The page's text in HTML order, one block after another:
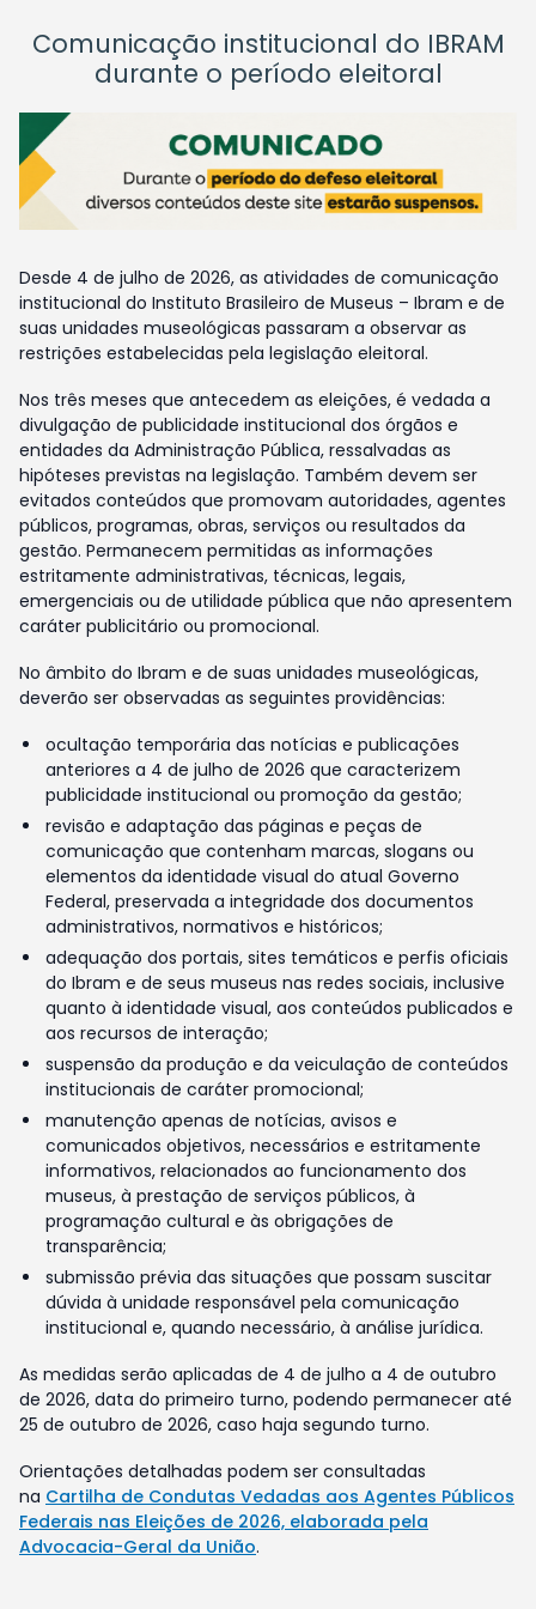
Comunicação institucional do IBRAM
durante o período eleitoral
Desde 4 de julho de 2026, as atividades de comunicação
institucional do Instituto Brasileiro de Museus – Ibram e de
suas unidades museológicas passaram a observar as
restrições estabelecidas pela legislação eleitoral.
Nos três meses que antecedem as eleições, é vedada a
divulgação de publicidade institucional dos órgãos e
entidades da Administração Pública, ressalvadas as
hipóteses previstas na legislação. Também devem ser
evitados conteúdos que promovam autoridades, agentes
públicos, programas, obras, serviços ou resultados da
gestão. Permanecem permitidas as informações
estritamente administrativas, técnicas, legais,
emergenciais ou de utilidade pública que não apresentem
caráter publicitário ou promocional.
No âmbito do Ibram e de suas unidades museológicas,
deverão ser observadas as seguintes providências:
ocultação temporária das notícias e publicações
anteriores a 4 de julho de 2026 que caracterizem
publicidade institucional ou promoção da gestão;
revisão e adaptação das páginas e peças de
comunicação que contenham marcas, slogans ou
elementos da identidade visual do atual Governo
Federal, preservada a integridade dos documentos
administrativos, normativos e históricos;
adequação dos portais, sites temáticos e perfis oficiais
do Ibram e de seus museus nas redes sociais, inclusive
quanto à identidade visual, aos conteúdos publicados e
aos recursos de interação;
suspensão da produção e da veiculação de conteúdos
institucionais de caráter promocional;
manutenção apenas de notícias, avisos e
comunicados objetivos, necessários e estritamente
informativos, relacionados ao funcionamento dos
museus, à prestação de serviços públicos, à
programação cultural e às obrigações de
transparência;
submissão prévia das situações que possam suscitar
dúvida à unidade responsável pela comunicação
institucional e, quando necessário, à análise jurídica.
As medidas serão aplicadas de 4 de julho a 4 de outubro
de 2026, data do primeiro turno, podendo permanecer até
25 de outubro de 2026, caso haja segundo turno.
Orientações detalhadas podem ser consultadas
na Cartilha de Condutas Vedadas aos Agentes Públicos
Federais nas Eleições de 2026, elaborada pela
Advocacia-Geral da União.